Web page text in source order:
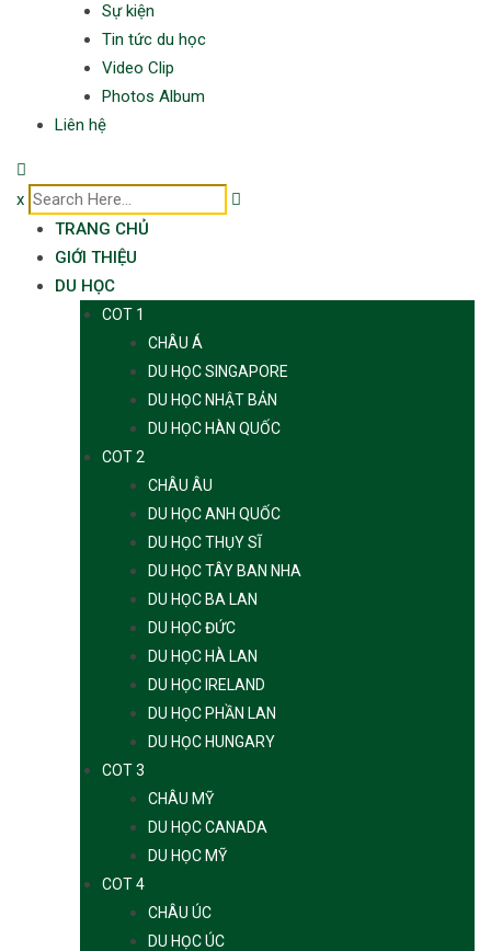
Sự kiện
Tin tức du học
Video Clip
Photos Album
Liên hệ
x
TRANG CHỦ
GIỚI THIỆU
DU HỌC
COT 1
CHÂU Á
DU HỌC SINGAPORE
DU HỌC NHẬT BẢN
DU HỌC HÀN QUỐC
COT 2
CHÂU ÂU
DU HỌC ANH QUỐC
DU HỌC THỤY SĨ
DU HỌC TÂY BAN NHA
DU HỌC BA LAN
DU HỌC ĐỨC
DU HỌC HÀ LAN
DU HỌC IRELAND
DU HỌC PHẦN LAN
DU HỌC HUNGARY
COT 3
CHÂU MỸ
DU HỌC CANADA
DU HỌC MỸ
COT 4
CHÂU ÚC
DU HỌC ÚC